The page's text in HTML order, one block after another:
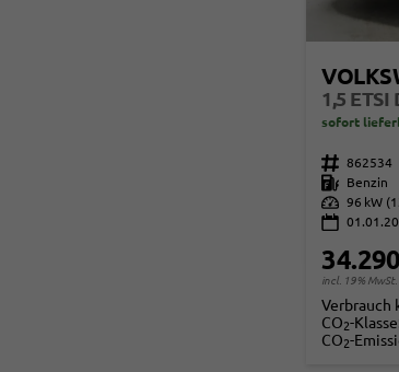
1,5 ETSI
sofort
Fahrzeugnr. 862534
Kraftstoff
Benzin
Leistung 96 kW
incl. 19% MwSt.
Verbrauch
CO2-
CO2-